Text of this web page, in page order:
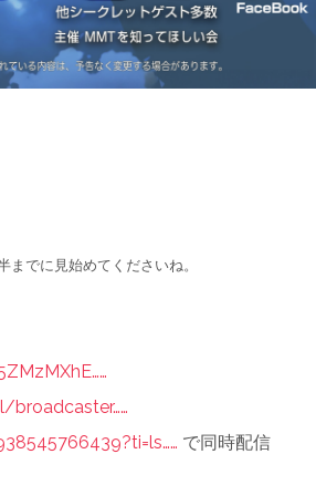
でに見始めてくださいね。
zMXhE……
l/broadcaster……
45766439?ti=ls…… で同時配信